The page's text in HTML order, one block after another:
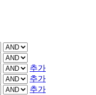
추가
추가
추가